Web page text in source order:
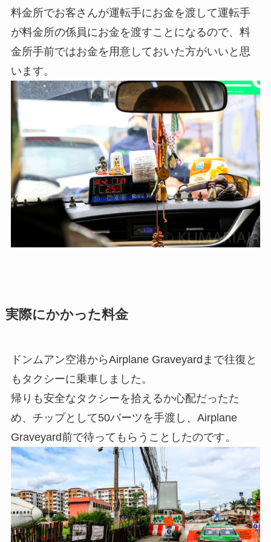
料金所でお客さんが運転手にお金を渡して運転手
が料金所の係員にお金を渡すことになるので、料
金所手前ではお金を用意しておいた方がいいと思
います。
実際にかかった料金
ドンムアン空港からAirplane Graveyardまで往復と
もタクシーに乗車しました。
帰りも安全なタクシーを拾えるか心配だったた
め、チップとして50バーツを手渡し、Airplane
Graveyard前で待ってもらうことしたのです。